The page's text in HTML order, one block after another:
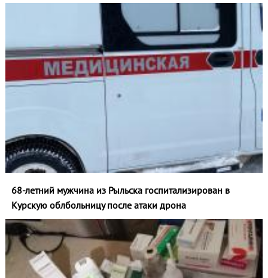
68-летний мужчина из Рыльска госпитализирован в
Курскую облбольницу после атаки дрона